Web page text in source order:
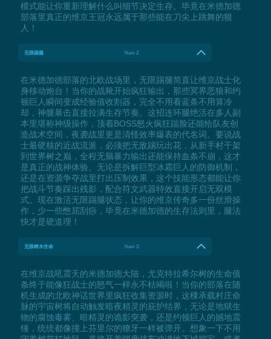
模式能让你重新理解什么叫细节决定生存。毕竟在米德加德
部落里真正的维京王冠永远属于那些能在刀尖上跳舞的狠
人！
无限踢腿 Num 2
在米德加德部落的北欧战场里，无限踢腿简直让维京战士化
身移动炮台！当你的战靴开始疯狂输出，那些冥界恶狼和约
顿巨人瞬间变成经验值收割器，完全不用看蓝条不用算冷
却，神腿暴击直接拉满生存节奏。这招连环腿绝活在多人副
本里堪称神级操作，顶着BOSS怒火疯狂踹脸还能给队友创
造战术空间，夜袭战里更是清怪效率爆表的代名词。要说战
士最硬核的近战流派，必须把无敌踢玩出花，从新手村干架
到世界树之巅，全程无脑暴力输出还能保持血条不崩，这才
是真正的战神体验。无论是拆解巨型冰霜巨人的防御机制，
还是在资源争夺战里打出压制效果，这个技能形态都能让你
把战斗节奏踩出残影，配合符文武器特效直接开启无双模
式。现在激活无限踢腿状态，让你的维京传奇多一份丝滑操
作，少一些憋屈刮痧，毕竟在米德加德的生存法则里，腿法
快才是硬道理！
无限树木生命 Num 3
在维京战吼震天的米德加德大陆，尤克特拉希尔树的生命值
条终于能像狂战士的怒气一样永不枯竭啦！当你的部落在随
机生成的北欧神话世界里疯狂收集资源时，这棵承载村庄命
脉的宇宙树将自动触发暗夜精灵的庇护结界，无论是地狱生
物的腐蚀毒雾、暗精灵的诡影突袭，还是约顿巨人的撼地震
锤，统统都像撞上芬里尔的獠牙一样被弹开。想象一下不用